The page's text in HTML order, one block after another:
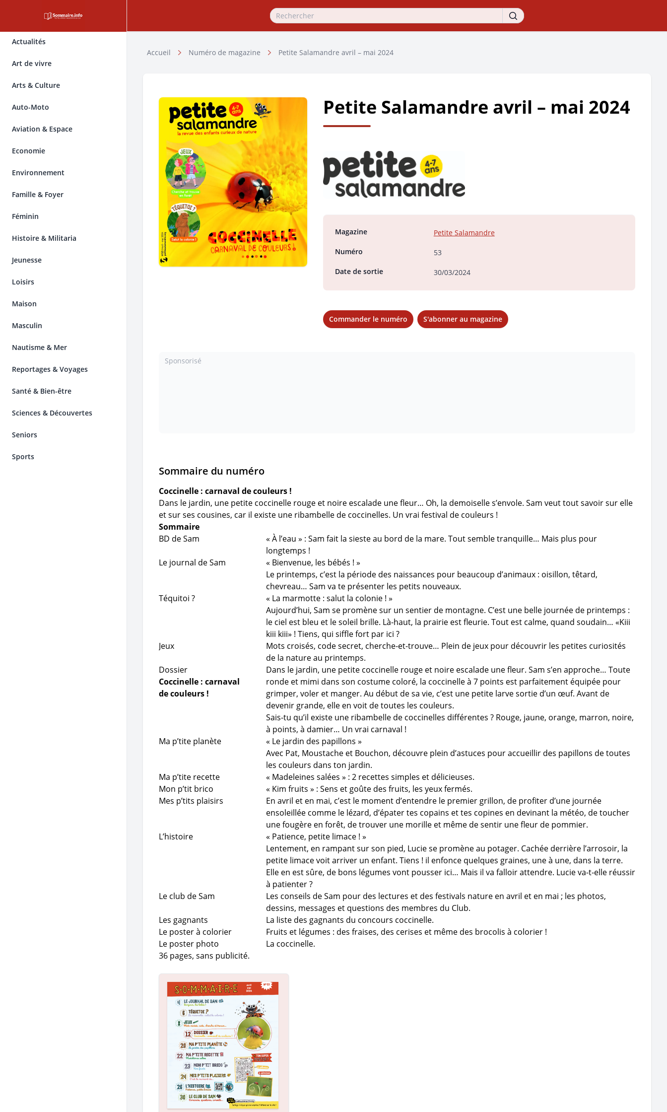
Actualités
Art de vivre
Arts & Culture
Auto-Moto
Aviation & Espace
Economie
Environnement
Famille & Foyer
Féminin
Histoire & Militaria
Jeunesse
Loisirs
Maison
Masculin
Nautisme & Mer
Reportages & Voyages
Santé & Bien-être
Sciences & Découvertes
Seniors
Sports
Accueil Numéro de magazine Petite Salamandre avril – mai 2024
Petite Salamandre avril – mai 2024
Magazine
Petite Salamandre
Numéro
53
Date de sortie
30/03/2024
Commander le numéro S'abonner au magazine
Sponsorisé
Sommaire du numéro
Coccinelle : carnaval de couleurs !
Dans le jardin, une petite coccinelle rouge et noire escalade une fleur… Oh, la demoiselle s’envole. Sam veut tout savoir sur elle
et sur ses cousines, car il existe une ribambelle de coccinelles. Un vrai festival de couleurs !
Sommaire
BD de Sam
« À l’eau » : Sam fait la sieste au bord de la mare. Tout semble tranquille… Mais plus pour
longtemps !
Le journal de Sam
« Bienvenue, les bébés ! »
Le printemps, c’est la période des naissances pour beaucoup d’animaux : oisillon, têtard,
chevreau… Sam va te présenter les petits nouveaux.
Téquitoi ?
« La marmotte : salut la colonie ! »
Aujourd’hui, Sam se promène sur un sentier de montagne. C’est une belle journée de printemps :
le ciel est bleu et le soleil brille. Là-haut, la prairie est fleurie. Tout est calme, quand soudain… «Kiii
kiii kiii» ! Tiens, qui siffle fort par ici ?
Jeux
Mots croisés, code secret, cherche-et-trouve… Plein de jeux pour découvrir les petites curiosités
de la nature au printemps.
Dossier
Coccinelle : carnaval
de couleurs !
Dans le jardin, une petite coccinelle rouge et noire escalade une fleur. Sam s’en approche… Toute
ronde et mimi dans son costume coloré, la coccinelle à 7 points est parfaitement équipée pour
grimper, voler et manger. Au début de sa vie, c’est une petite larve sortie d’un œuf. Avant de
devenir grande, elle en voit de toutes les couleurs.
Sais-tu qu’il existe une ribambelle de coccinelles différentes ? Rouge, jaune, orange, marron, noire,
à points, à damier… Un vrai carnaval !
Ma p’tite planète
« Le jardin des papillons »
Avec Pat, Moustache et Bouchon, découvre plein d’astuces pour accueillir des papillons de toutes
les couleurs dans ton jardin.
Ma p’tite recette
« Madeleines salées » : 2 recettes simples et délicieuses.
Mon p’tit brico
« Kim fruits » : Sens et goûte des fruits, les yeux fermés.
Mes p’tits plaisirs
En avril et en mai, c’est le moment d’entendre le premier grillon, de profiter d’une journée
ensoleillée comme le lézard, d’épater tes copains et tes copines en devinant la météo, de toucher
une fougère en forêt, de trouver une morille et même de sentir une fleur de pommier.
L’histoire
« Patience, petite limace ! »
Lentement, en rampant sur son pied, Lucie se promène au potager. Cachée derrière l’arrosoir, la
petite limace voit arriver un enfant. Tiens ! il enfonce quelques graines, une à une, dans la terre.
Elle en est sûre, de bons légumes vont pousser ici… Mais il va falloir attendre. Lucie va-t-elle réussir
à patienter ?
Le club de Sam
Les conseils de Sam pour des lectures et des festivals nature en avril et en mai ; les photos,
dessins, messages et questions des membres du Club.
Les gagnants
La liste des gagnants du concours coccinelle.
Le poster à colorier
Fruits et légumes : des fraises, des cerises et même des brocolis à colorier !
Le poster photo
La coccinelle.
36 pages, sans publicité.